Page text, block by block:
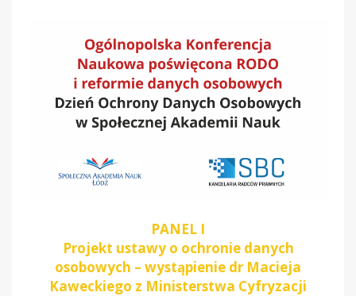
PANEL I
Projekt ustawy o ochronie danych
osobowych – wystąpienie dr Macieja
Kaweckiego z Ministerstwa Cyfryzacji